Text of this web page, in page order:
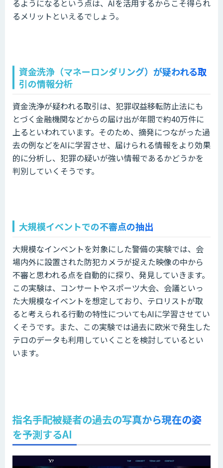
るようになるという点は、AIを活用するからこそ得られ
るメリットといえるでしょう。
資金洗浄（マネーロンダリング）が疑われる取
引の情報分析
資金洗浄が疑われる取引は、犯罪収益移転防止法にも
とづく金融機関などからの届け出が年間で約40万件に
上るといわれています。そのため、摘発につながった過
去の例などをAIに学習させ、届けられる情報をより効果
的に分析し、犯罪の疑いが強い情報であるかどうかを
判別していくそうです。
大規模イベントでの不審点の抽出
大規模なインベントを対象にした警備の実験では、会
場内外に設置された防犯カメラが捉えた映像の中から
不審と思われる点を自動的に探り、発見していきます。
この実験は、コンサートやスポーツ大会、会議といっ
た大規模なイベントを想定しており、テロリストが取
ると考えられる行動の特性についてもAIに学習させてい
くそうです。また、この実験では過去に欧米で発生した
テロのデータも利用していくことを検討しているとい
います。
指名手配被疑者の過去の写真から現在の姿
を予測するAI